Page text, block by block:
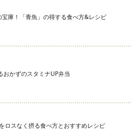
宝庫！「青魚」の得する食べ方&レシピ
かずのスタミナUP弁当
ロスなく摂る食べ方とおすすめレシピ